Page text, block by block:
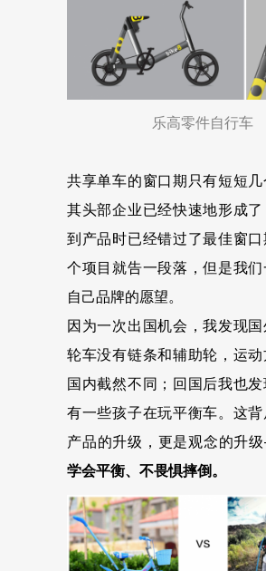
乐高零件自行车
共享单车的窗口期只有短短几
其头部企业已经快速地形成
到产品时已经错过了最佳窗
个项目就告一段落，但是我
自己品牌的愿望。
因为一次出国机会，我发现
轮车没有链条和辅助轮，运
国内截然不同；回国后我也
有一些孩子在玩平衡车。这
产品的升级，更是观念的升
学会平衡、不畏惧摔倒。